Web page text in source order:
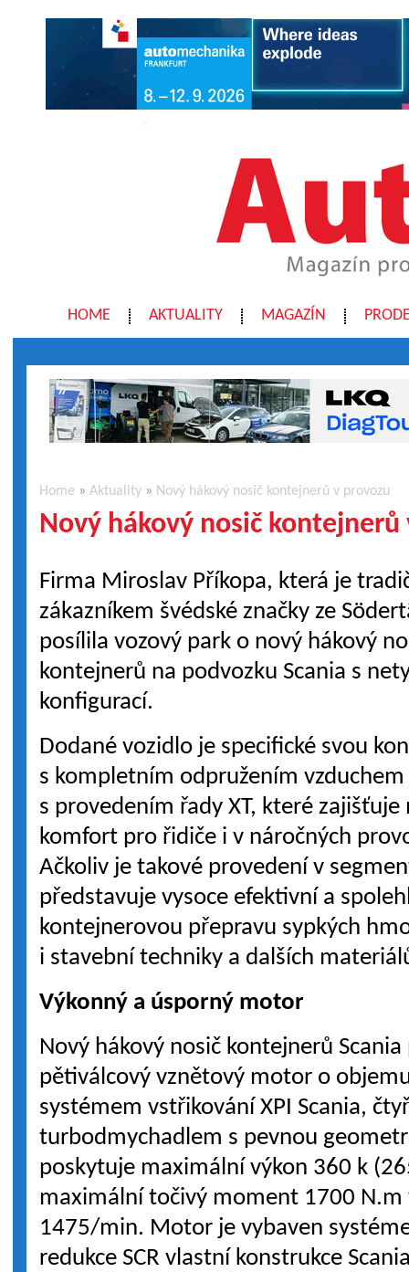
HOME AKTUALITY MAGAZÍN
Home »Aktuality » Nový hákový nosič kontejnerů v provozu
Nový hákový nosič kontejnerů
Firma Miroslav Příkopa, která je
zákazníkem švédské značky ze
posílila vozový park o nový hákový
kontejnerů na podvozku Scania s
konfigurací.
Dodané vozidlo je specifické svou
s kompletním odpružením
s provedením řady XT, které
komfort pro řidiče i v náročných
Ačkoliv je takové provedení v
představuje vysoce efektivní a
kontejnerovou přepravu sypkých
i stavební techniky a dalších
Výkonný a úsporný motor
Nový hákový nosič kontejnerů
pětiválcový vznětový motor o
systémem vstřikování XPI Scania,
turbodmychadlem s pevnou
poskytuje maximální výkon 360 k
maximální točivý moment 1700 N.m
1475/min. Motor je vybaven
redukce SCR vlastní konstrukce